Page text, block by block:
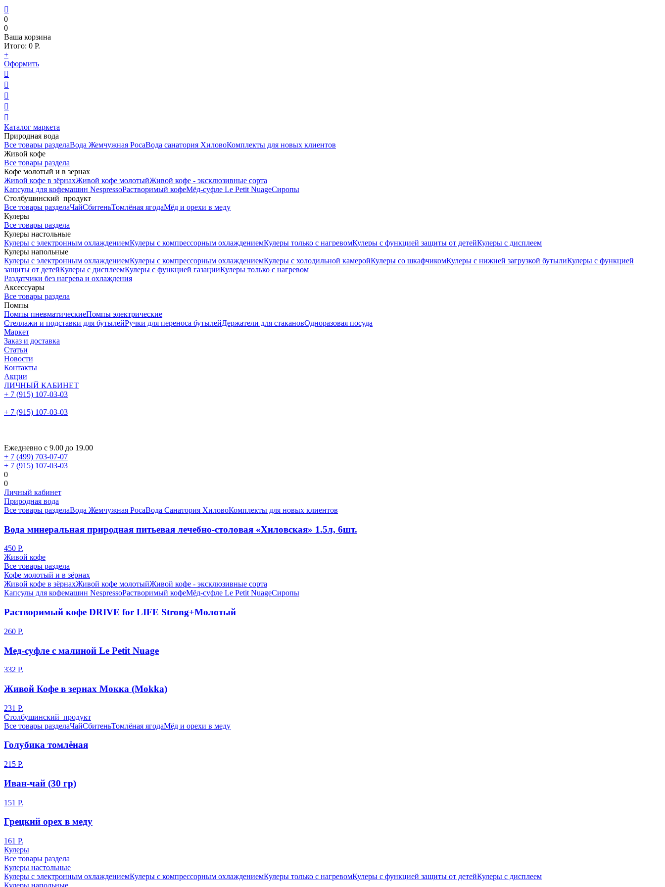

0
0
Ваша корзина
Итого: 0 Р.
+
Оформить





Каталог маркета
Природная вода
Все товары разделаВода Жемчужная РосаВода санатория ХиловоКомплекты для новых клиентов
Живой кофе
Все товары раздела
Кофе молотый и в зернах
Живой кофе в зёрнахЖивой кофе молотыйЖивой кофе - эксклюзивные сорта
Капсулы для кофемашин NespressoРастворимый кофеМёд-суфле Le Petit NuageСиропы
Столбушинский продукт
Все товары разделаЧайСбитеньТомлёная ягодаМёд и орехи в меду
Кулеры
Все товары раздела
Кулеры настольные
Кулеры с электронным охлаждениемКулеры с компрессорным охлаждениемКулеры только с нагревомКулеры с функцией защиты от детейКулеры с дисплеем
Кулеры напольные
Кулеры с электронным охлаждениемКулеры с компрессорным охлаждениемКулеры с холодильной камеройКулеры со шкафчикомКулеры с нижней загрузкой бутылиКулеры с функцией
защиты от детейКулеры с дисплеемКулеры с функцией газацииКулеры только с нагревом
Раздатчики без нагрева и охлаждения
Аксессуары
Все товары раздела
Помпы
Помпы пневматическиеПомпы электрические
Стеллажи и подставки для бутылейРучки для переноса бутылейДержатели для стакановОдноразовая посуда
Маркет
Заказ и доставка
Статьи
Новости
Контакты
Акции
ЛИЧНЫЙ КАБИНЕТ
+ 7 (915) 107-03-03
+ 7 (915) 107-03-03
Ежедневно с 9.00 до 19.00
+ 7 (499) 703-07-07
+ 7 (915) 107-03-03
0
0
Личный кабинет
Природная вода
Все товары разделаВода Жемчужная РосаВода Санатория ХиловоКомплекты для новых клиентов
Вода минеральная природная питьевая лечебно-столовая «Хиловская» 1.5л, 6шт.
450 Р.
Живой кофе
Все товары раздела
Кофе молотый и в зёрнах
Живой кофе в зёрнахЖивой кофе молотыйЖивой кофе - эксклюзивные сорта
Капсулы для кофемашин NespressoРастворимый кофеМёд-суфле Le Petit NuageСиропы
Растворимый кофе DRIVE for LIFE Strong+Молотый
260 Р.
Мед-суфле с малиной Le Petit Nuage
332 Р.
Живой Кофе в зернах Мокка (Mokka)
231 Р.
Столбушинский продукт
Все товары разделаЧайСбитеньТомлёная ягодаМёд и орехи в меду
Голубика томлёная
215 Р.
Иван-чай (30 гр)
151 Р.
Грецкий орех в меду
161 Р.
Кулеры
Все товары раздела
Кулеры настольные
Кулеры с электронным охлаждениемКулеры с компрессорным охлаждениемКулеры только с нагревомКулеры с функцией защиты от детейКулеры с дисплеем
Кулеры напольные